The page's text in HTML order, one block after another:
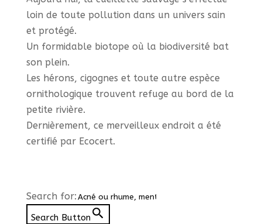
loin de toute pollution dans un univers sain
et protégé.
Un formidable biotope où la biodiversité bat
son plein.
Les hérons, cigognes et toute autre espèce
ornithologique trouvent refuge au bord de la
petite rivière.
Dernièrement, ce merveilleux endroit a été
certifié par Ecocert.
Search for:
Search Button